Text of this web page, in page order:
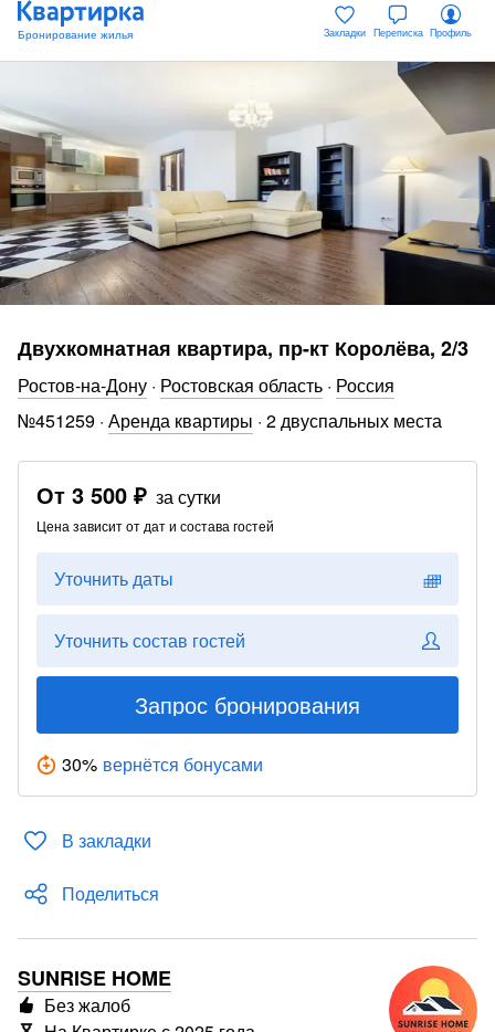
Закладки Переписка Профиль
Двухкомнатная квартира, пр-кт Королёва, 2/3
Ростов-на-Дону · Ростовская область · Россия
№451259 · Аренда квартиры · 2 двуспальных места
От 3 500 ₽ за сутки
Цена зависит от дат и состава гостей
Уточнить даты
Уточнить состав гостей
Запрос бронирования
30% вернётся бонусами
В закладки
Поделиться
SUNRISE HOME
Без жалоб